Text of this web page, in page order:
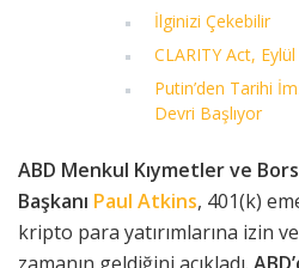
İlginizi Çekebilir
CLARITY Act,
Putin’den Tarihi
Devri Başlıyor
ABD Menkul Kıymetler ve
Başkanı Paul Atkins, 401(k)
kripto para yatırımlarına izin